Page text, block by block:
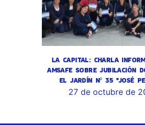
LA CAPITAL: CHARLA
AMSAFE SOBRE JUBILACIÓN
EL JARDÍN Nº 35 "JOSÉ
27 de octubre de